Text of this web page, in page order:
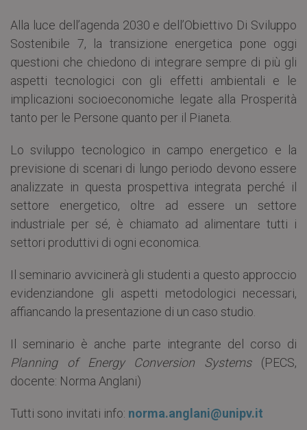
Alla luce dell’agenda 2030 e dell’Obiettivo Di Sviluppo
Sostenibile 7, la transizione energetica pone oggi
questioni che chiedono di integrare sempre di più gli
aspetti tecnologici con gli effetti ambientali e le
implicazioni socioeconomiche legate alla Prosperità
tanto per le Persone quanto per il Pianeta.
Lo sviluppo tecnologico in campo energetico e la
previsione di scenari di lungo periodo devono essere
analizzate in questa prospettiva integrata perché il
settore energetico, oltre ad essere un settore
industriale per sé, è chiamato ad alimentare tutti i
settori produttivi di ogni economica.
Il seminario avvicinerà gli studenti a questo approccio
evidenziandone gli aspetti metodologici necessari,
affiancando la presentazione di un caso studio.
Il seminario è anche parte integrante del corso di
Planning of Energy Conversion Systems(PECS,
docente: Norma Anglani)
Tutti sono invitati info: norma.anglani@unipv.it